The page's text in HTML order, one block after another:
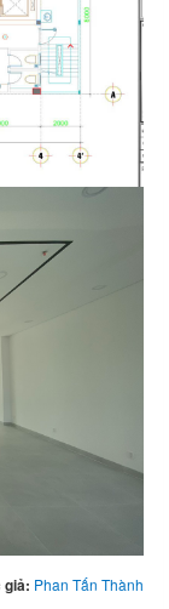
giả: Phan Tấn Thành